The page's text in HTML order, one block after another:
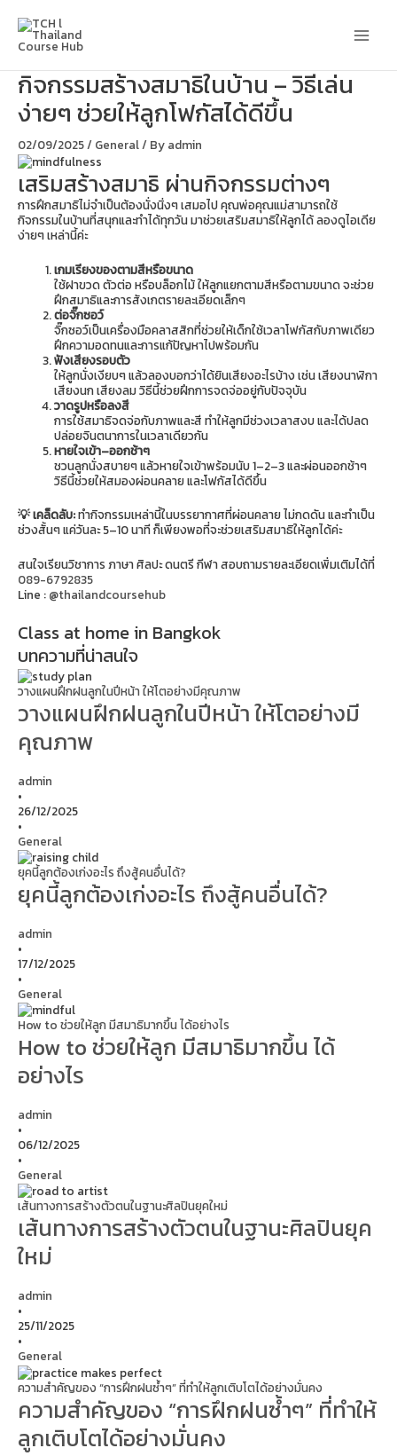
content
กิจกรรมสร้างสมาธิในบ้าน – วิธีเล่น
ง่ายๆ ช่วยให้ลูกโฟกัสได้ดีขึ้น
02/09/2025/ General/ By admin
เสริมสร้างสมาธิ ผ่านกิจกรรมต่างๆ
การฝึกสมาธิไม่จำเป็นต้องนั่งนิ่งๆ เสมอไป คุณพ่อคุณแม่สามารถใช้
กิจกรรมในบ้านที่สนุกและทำได้ทุกวัน มาช่วยเสริมสมาธิให้ลูกได้ ลองดูไอเดีย
ง่ายๆ เหล่านี้ค่ะ
เกมเรียงของตามสีหรือขนาด
ใช้ฝาขวด ตัวต่อ หรือบล็อกไม้ ให้ลูกแยกตามสีหรือตามขนาด จะช่วย
ฝึกสมาธิและการสังเกตรายละเอียดเล็กๆ
ต่อจิ๊กซอว์
จิ๊กซอว์เป็นเครื่องมือคลาสสิกที่ช่วยให้เด็กใช้เวลาโฟกัสกับภาพเดียว
ฝึกความอดทนและการแก้ปัญหาไปพร้อมกัน
ฟังเสียงรอบตัว
ให้ลูกนั่งเงียบๆ แล้วลองบอกว่าได้ยินเสียงอะไรบ้าง เช่น เสียงนาฬิกา
เสียงนก เสียงลม วิธีนี้ช่วยฝึกการจดจ่ออยู่กับปัจจุบัน
วาดรูปหรือลงสี
การใช้สมาธิจดจ่อกับภาพและสี ทำให้ลูกมีช่วงเวลาสงบ และได้ปลด
ปล่อยจินตนาการในเวลาเดียวกัน
หายใจเข้า–ออกช้าๆ
ชวนลูกนั่งสบายๆ แล้วหายใจเข้าพร้อมนับ 1–2–3 และผ่อนออกช้าๆ
วิธีนี้ช่วยให้สมองผ่อนคลาย และโฟกัสได้ดีขึ้น
💡 เคล็ดลับ:ทำกิจกรรมเหล่านี้ในบรรยากาศที่ผ่อนคลาย ไม่กดดัน และทำเป็น
ช่วงสั้นๆ แค่วันละ 5–10 นาที ก็เพียงพอที่จะช่วยเสริมสมาธิให้ลูกได้ค่ะ
สนใจเรียนวิชาการ ภาษา ศิลปะ ดนตรี กีฬา สอบถามรายละเอียดเพิ่มเติมได้ที่
089-6792835
Line : @thailandcoursehub
Class at home in Bangkok
บทความที่น่าสนใจ
วางแผนฝึกฝนลูกในปีหน้า ให้โตอย่างมีคุณภาพ
วางแผนฝึกฝนลูกในปีหน้า ให้โตอย่างมี
คุณภาพ
admin
•
26/12/2025
•
General
ยุคนี้ลูกต้องเก่งอะไร ถึงสู้คนอื่นได้?
ยุคนี้ลูกต้องเก่งอะไร ถึงสู้คนอื่นได้?
admin
•
17/12/2025
•
General
How to ช่วยให้ลูก มีสมาธิมากขึ้น ได้อย่างไร
How to ช่วยให้ลูก มีสมาธิมากขึ้น ได้
อย่างไร
admin
•
06/12/2025
•
General
เส้นทางการสร้างตัวตนในฐานะศิลปินยุคใหม่
เส้นทางการสร้างตัวตนในฐานะศิลปินยุค
ใหม่
admin
•
25/11/2025
•
General
ความสำคัญของ “การฝึกฝนซ้ำๆ” ที่ทำให้ลูกเติบโตได้อย่างมั่นคง
ความสำคัญของ “การฝึกฝนซ้ำๆ” ที่ทำให้
ลูกเติบโตได้อย่างมั่นคง